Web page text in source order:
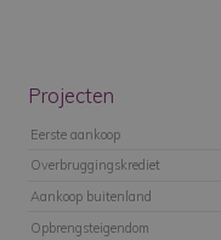
Projecten
Eerste aankoop
Overbruggingskrediet
Aankoop buitenland
Opbrengsteigendom